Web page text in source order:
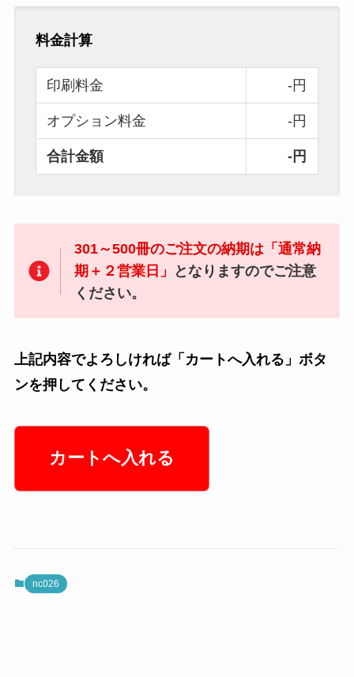
料金計算
印刷料金 -円
オプション料金 -円
合計金額 -円
301～500冊のご注文の納期は「通常納
期＋２営業日」
となりますのでご注意
ください。
上記内容でよろしければ「カートへ入れる」ボタ
ンを押してください。
nc026